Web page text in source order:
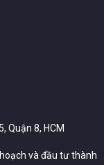
Quận 8, HCM
và đầu tư thành